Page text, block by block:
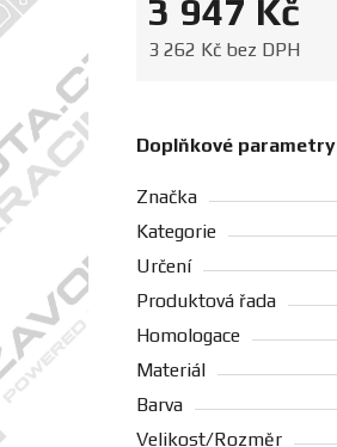
3 947 Kč
3 262 Kč bez DPH
Doplňkové parametry
Značka
Kategorie
Určení
Produktová řada
Homologace
Materiál
Barva
Velikost/Rozměr